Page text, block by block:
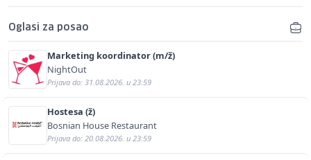
Oglasi za posao
Marketing koordinator (m/ž)
NightOut
Prijava do: 31.08.2026. u 23:59
Hostesa (ž)
Bosnian House Restaurant
Prijava do: 20.08.2026. u 23:59